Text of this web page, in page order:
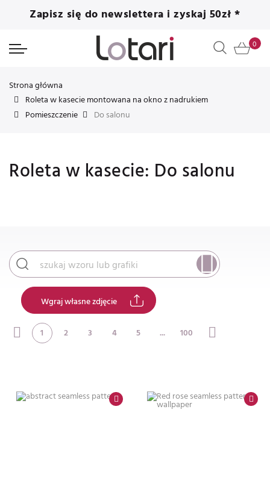
Zapisz się do newslettera i zyskaj 50zł *
Strona główna
Roleta w kasecie montowana na okno z nadrukiem
Pomieszczenie
Do salonu
Roleta w kasecie: Do salonu
Wgraj własne zdjęcie
1 2 3 4 5 ... 100